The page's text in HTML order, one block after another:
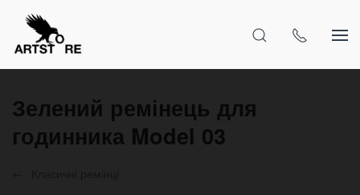
Зелений ремінець для
годинника Model 03